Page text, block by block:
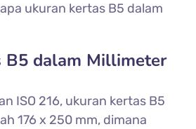
ukuran kertas B5 dalam
B5 dalam Millimeter
ISO 216, ukuran kertas B5
176 x 250 mm, dimana